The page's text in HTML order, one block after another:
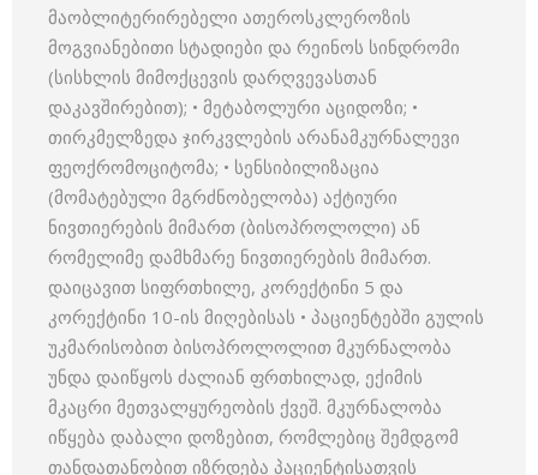
მაობლიტერირებელი ათეროსკლეროზის
მოგვიანებითი სტადიები და რეინოს სინდრომი
(სისხლის მიმოქცევის დარღვევასთან
დაკავშირებით); • მეტაბოლური აციდოზი; •
თირკმელზედა ჯირკვლების არანამკურნალევი
ფეოქრომოციტომა; • სენსიბილიზაცია
(მომატებული მგრძნობელობა) აქტიური
ნივთიერების მიმართ (ბისოპროლოლი) ან
რომელიმე დამხმარე ნივთიერების მიმართ.
დაიცავით სიფრთხილე, კორექტინი 5 და
კორექტინი 10-ის მიღებისას • პაციენტებში გულის
უკმარისობით ბისოპროლოლით მკურნალობა
უნდა დაიწყოს ძალიან ფრთხილად, ექიმის
მკაცრი მეთვალყურეობის ქვეშ. მკურნალობა
იწყება დაბალი დოზებით, რომლებიც შემდგომ
თანდათანობით იზრდება პაციენტისათვის